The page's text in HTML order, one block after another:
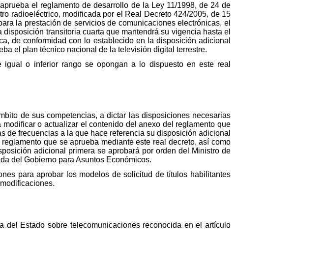
el reglamento de desarrollo de la Ley 11/1998, de 24 de
radioeléctrico, modificada por el Real Decreto 424/2005, de 15
la prestación de servicios de comunicaciones electrónicas, el
transitoria cuarta que mantendrá su vigencia hasta el
de conformidad con lo establecido en la disposición adicional
el plan técnico nacional de la televisión digital terrestre.
igual o inferior rango se opongan a lo dispuesto en este real
de sus competencias, a dictar las disposiciones necesarias
o actualizar el contenido del anexo del reglamento que
de frecuencias a la que hace referencia su disposición adicional
que se aprueba mediante este real decreto, así como
adicional primera se aprobará por orden del Ministro de
del Gobierno para Asuntos Económicos.
para aprobar los modelos de solicitud de títulos habilitantes
Estado sobre telecomunicaciones reconocida en el artículo